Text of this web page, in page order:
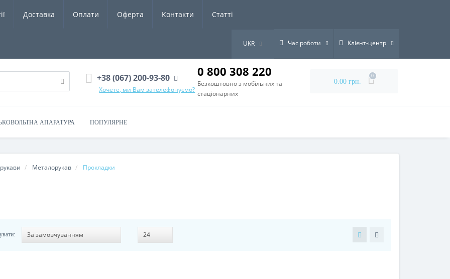
Доставка Оплати Оферта Контакти Статті
UKR Час роботи Клієнт-центр
+38 (067) 200-93-80
Хочете, ми Вам зателефонуємо?
0 800 308 220
Безкоштовно з мобільних та
стаціонарних
0.00 грн.
0
АПАРАТУРА ПОПУЛЯРНЕ
Металорукав Прокладки